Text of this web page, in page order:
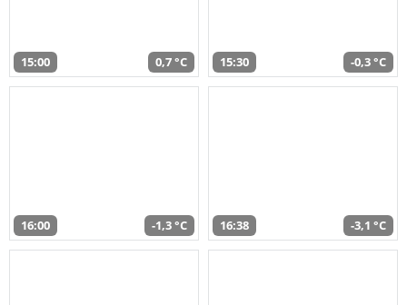
15:00 0,7 °C 15:30 -0,3 °C
16:00 -1,3 °C 16:38 -3,1 °C